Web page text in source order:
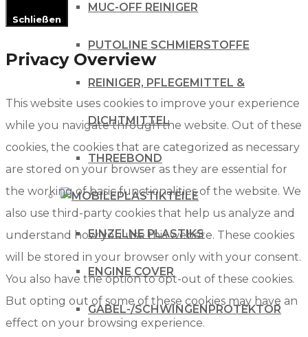
MUC-OFF REINIGER
PUTOLINE SCHMIERSTOFFE
REINIGER, PFLEGEMITTEL &
DICHTMITTEL
THREEBOND
PLASTIKTEILE
EINZELNE PLASTIKS
ENGINE COVER
GABEL-/SCHWINGENPROTEKTOR
Schließen
Privacy Overview
This website uses cookies to improve your experience
while you navigate through the website. Out of these
cookies, the cookies that are categorized as necessary
are stored on your browser as they are essential for
the working of basic functionalities of the website. We
also use third-party cookies that help us analyze and
understand how you use this website. These cookies
will be stored in your browser only with your consent.
You also have the option to opt-out of these cookies.
But opting out of some of these cookies may have an
effect on your browsing experience.